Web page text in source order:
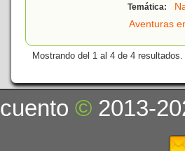
Temática:
Aventuras
Mostrando del 1 al 4 de 4 resultados.
cuento© 2013-